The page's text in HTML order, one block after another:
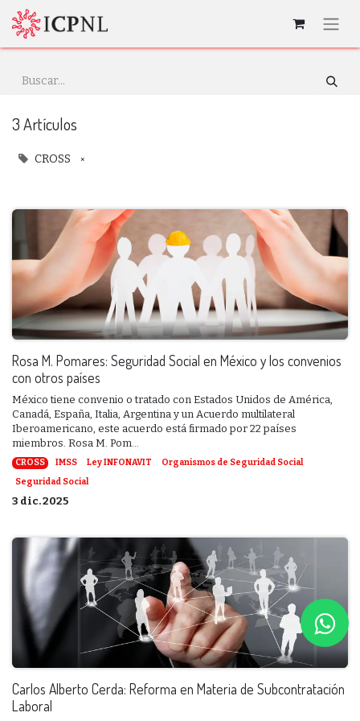
3 Artículos
CROSS ×
Rosa M. Pomares: Seguridad Social en México y los convenios
con otros países
México tiene convenio o tratado con Estados Unidos de América,
Canadá, España, Italia, Argentina y un Acuerdo multilateral
Iberoamericano, este acuerdo está firmado por 22 países
miembros. Rosa M. Pom...
CROSS IMSS Ley INFONAVIT
Organismos de Seguridad Social
Seguridad Social
3 dic. 2025
Carlos Alberto Cerda: Reforma en Materia de Subcontratación
Laboral